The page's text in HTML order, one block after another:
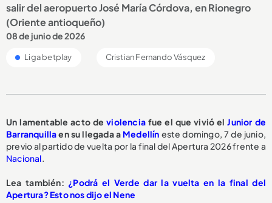
salir del aeropuerto José María Córdova, en Rionegro
(Oriente antioqueño)
08 de junio de 2026
Liga betplay Cristian Fernando Vásquez
Un lamentable acto deviolencia fue el que vivió elJunior de
Barranquillaen su llegada a Medellín este domingo, 7 de junio,
previo al partido de vuelta por la final del Apertura 2026 frente a
Nacional.
Lea también: ¿Podrá el Verde dar la vuelta en la final del
Apertura? Esto nos dijo el Nene